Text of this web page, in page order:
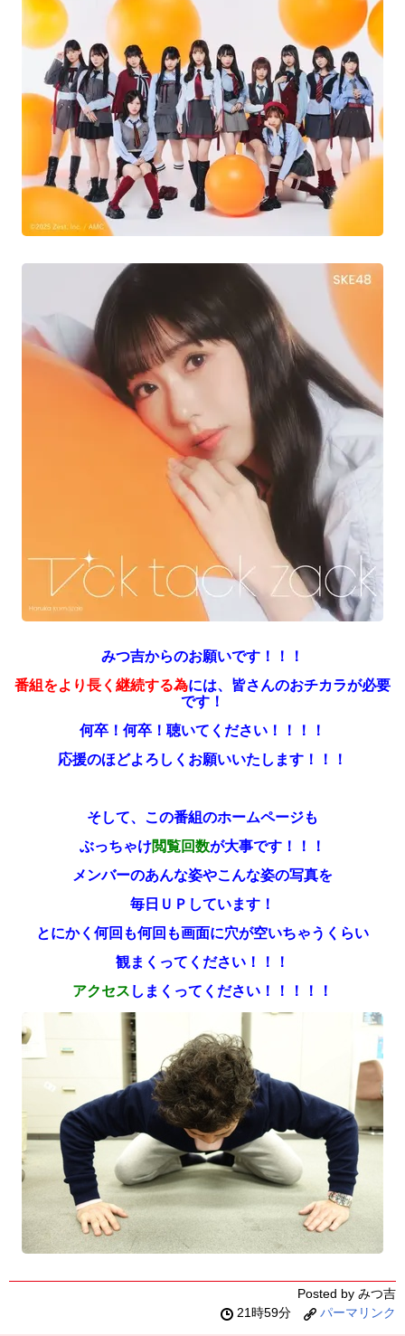
みつ吉からのお願いです！！！
番組をより長く継続する為には、皆さんのおチカラが必要
です！
何卒！何卒！聴いてください！！！！
応援のほどよろしくお願いいたします！！！
そして、この番組のホームページも
ぶっちゃけ閲覧回数が大事です！！！
メンバーのあんな姿やこんな姿の写真を
毎日ＵＰしています！
とにかく何回も何回も画面に穴が空いちゃうくらい
観まくってください！！！
アクセス しまくってください！！！！！
Posted by みつ吉
21時59分
パーマリンク